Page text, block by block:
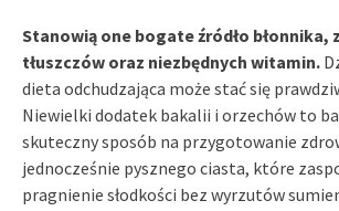
Stanowią one bogate źródło błonnika,
tłuszczów oraz niezbędnych witamin.
dieta odchudzająca może stać się
Niewielki dodatek bakalii i orzechów to
skuteczny sposób na przygotowanie
jednocześnie pysznego ciasta, które
pragnienie słodkości bez wyrzutów